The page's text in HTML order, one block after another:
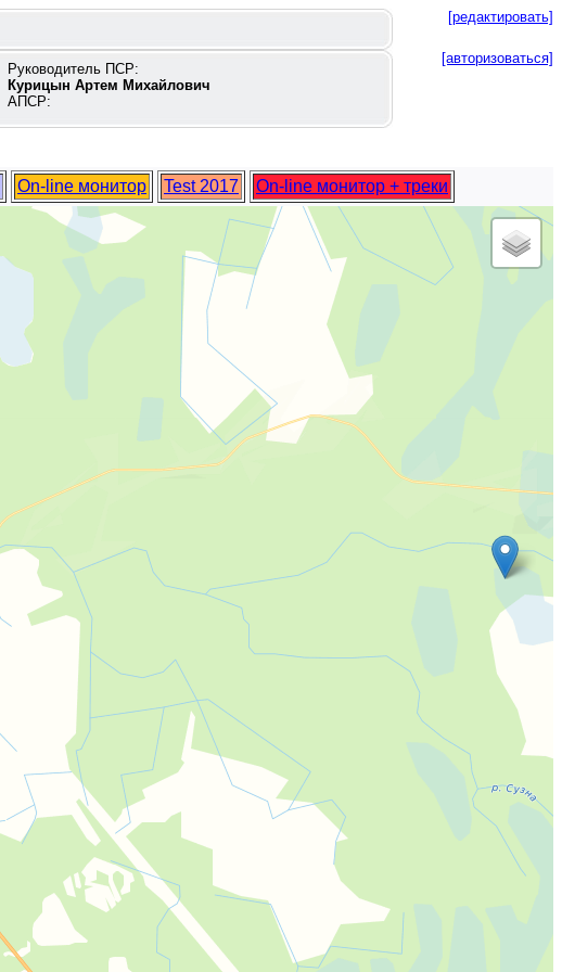
[редактировать]
Руководитель ПСР:
Курицын Артем Михайлович
АПСР:
[авторизоваться]
On-line монитор Test 2017 On-line монитор + треки